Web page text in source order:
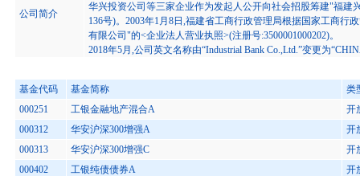
公司简介
华兴投资公司等三家企业作为发起人公开向社会招股筹建"福建
136号)。2003年1月8日,福建省工商行政管理局根据国家工商
有限公司"的<企业法人营业执照>(注册号:3500001000202)。
2018年5月,公司英文名称由“Industrial Bank Co.,Ltd.”变更为
基金代码 基金简称
类
000251
工银金融地产混合A
开
000312
华安沪深300增强A
开
000313
华安沪深300增强C
开
000402
工银纯债债券A
开